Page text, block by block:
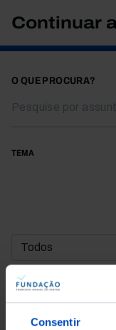
Consentir
Continuar
O QUE PROCURA?
TEMA
DATA DE INÍCIO
DATA DE FIM